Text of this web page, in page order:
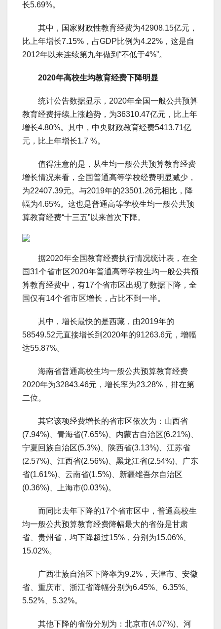
长5.69%。
其中，国家财政性教育经费为42908.15亿元，
比上年增长7.15%，占GDP比例为4.22%，这是自
2012年以来连续第九年做到“不低于4%”。
2020年高校生均教育经费下降明显
统计公告数据显示，2020年全国一般公共预算
教育经费持续上涨趋势，为36310.47亿元，比上年
增长4.80%。其中，中央财政教育经费5413.71亿
元，比上年增长1.7 %。
值得注意的是，从生均一般公共预算教育经费
增长情况来看，全国普通高等学校经费明显减少，
为22407.39元。与2019年的23501.26元相比，降
幅为4.65%。这也是普通高等学校生均一般公共预
算教育经费“十三五”以来首次下降。
据2020年全国教育经费执行情况统计表，在全
国31个省市区2020年普通高等学校生均一般公共预
算教育经费中，有17个省市区出现了数据下降，全
国仅有14个省市区增长，占比不到一半。
其中，增长最快的是西藏，由2019年的
58549.52元直接增长到2020年的91263.6元，增幅
达55.87%。
海南省普通高校生均一般公共预算教育经费
2020年为32843.46元，增长率为23.28%，排在第
二位。
其它该项经费增长的省市区依次为：山西省
(7.94%)、青海省(7.65%)、内蒙古自治区(6.21%)、
宁夏回族自治区(5.3%)、陕西省(3.13%)、江苏省
(2.57%)、江西省(2.56%)、黑龙江省(2.54%)、广东
省(1.61%)、云南省(1.5%)、新疆维吾尔自治区
(0.36%)、上海市(0.03%)。
而同比去年下降的17个省市区中，普通高校生
均一般公共预算教育经费降幅最大的省份是甘肃
省、贵州省，均下降超过15%，分别为15.06%、
15.02%。
广西壮族自治区下降率为9.2%，天津市、安徽
省、重庆市、浙江省降幅分别为6.45%、6.35%、
5.52%、5.32%。
其他下降的省份分别为：北京市(4.07%)、河